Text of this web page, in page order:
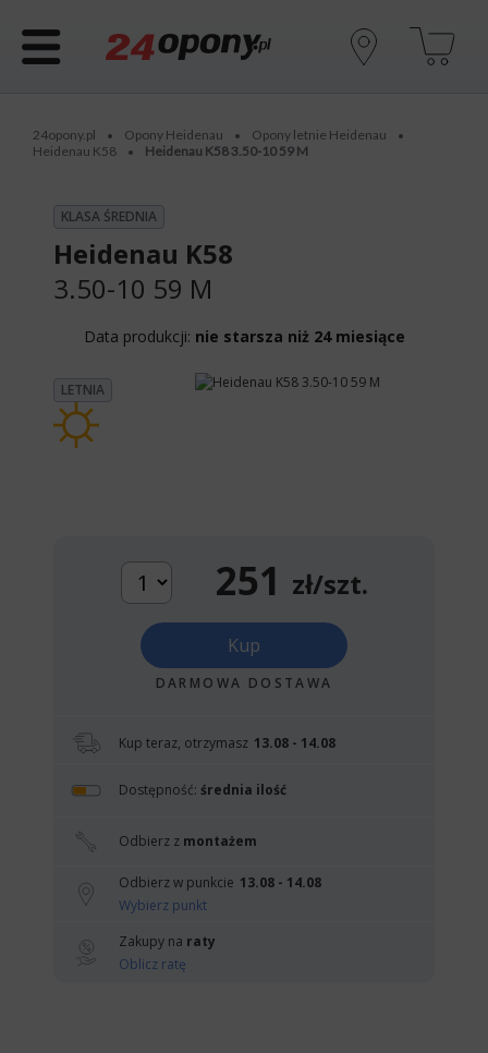
24opony.pl • Opony Heidenau • Opony letnie Heidenau •
Heidenau K58 • Heidenau K58 3.50-10 59 M
KLASA ŚREDNIA
Heidenau K58
3.50-10 59 M
Data produkcji: nie starsza niż 24 miesiące
LETNIA
251 zł/szt.
Kup
DARMOWA DOSTAWA
Kup teraz, otrzymasz 13.08 - 14.08
Dostępność: średnia ilość
Odbierz z montażem
Odbierz w punkcie 13.08 - 14.08
Wybierz punkt
Zakupy na raty
Oblicz ratę